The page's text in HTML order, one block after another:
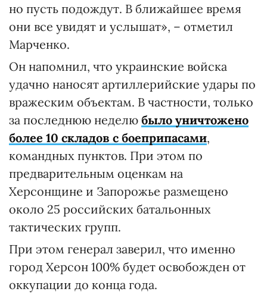
но пусть подождут. В ближайшее время
они все увидят и услышат», – отметил
Марченко.
Он напомнил, что украинские войска
удачно наносят артиллерийские удары по
вражеским объектам. В частности, только
за последнюю неделю было уничтожено
более 10 складов с боеприпасами,
командных пунктов. При этом по
предварительным оценкам на
Херсонщине и Запорожье размещено
около 25 российских батальонных
тактических групп.
При этом генерал заверил, что именно
город Херсон 100% будет освобожден от
оккупации до конца года.